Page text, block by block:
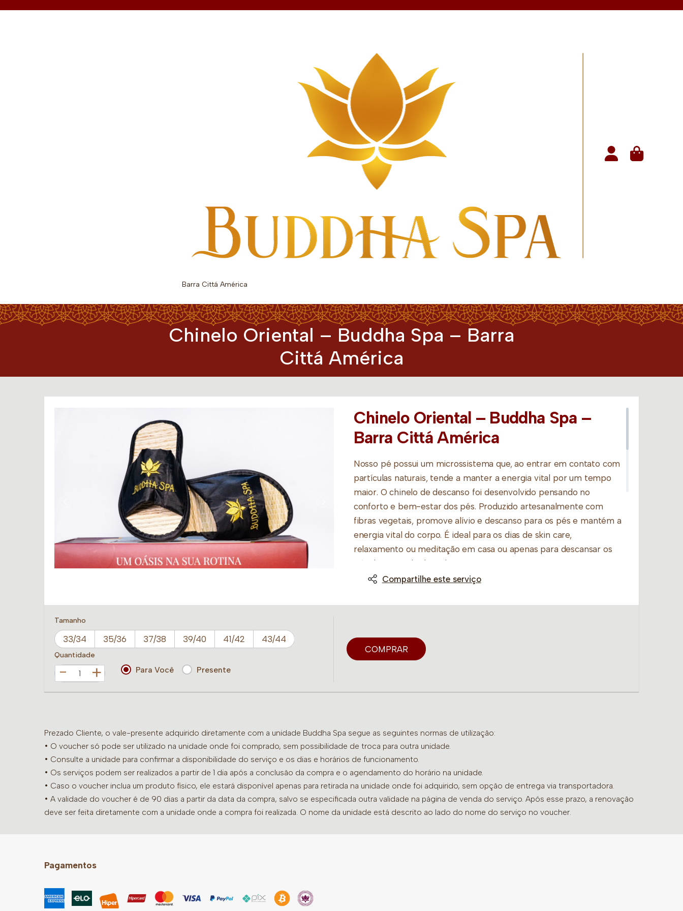
Barra Cittá América
Chinelo Oriental – Buddha Spa – Barra
Cittá América
Chinelo Oriental – Buddha Spa –
Barra Cittá América
Nosso pé possui um microssistema que, ao entrar em contato com
partículas naturais, tende a manter a energia vital por um tempo
maior. O chinelo de descanso foi desenvolvido pensando no
conforto e bem-estar dos pés. Produzido artesanalmente com
fibras vegetais, promove alívio e descanso para os pés e mantém a
energia vital do corpo. É ideal para os dias de skin care,
relaxamento ou meditação em casa ou apenas para descansar os
pés da rotina do dia a dia.
Não molhar o chinelo. Caso precise higienizar, use pano seco
Compartilhe este serviço
Tamanho
33/34 35/36 37/38 39/40 41/42 43/44
Quantidade
+ Para Você Presente
COMPRAR
Prezado Cliente, o vale-presente adquirido diretamente com a unidade Buddha Spa segue as seguintes normas de utilização:
• O voucher só pode ser utilizado na unidade onde foi comprado, sem possibilidade de troca para outra unidade.
• Consulte a unidade para confirmar a disponibilidade do serviço e os dias e horários de funcionamento.
• Os serviços podem ser realizados a partir de 1 dia após a conclusão da compra e o agendamento do horário na unidade.
• Caso o voucher inclua um produto físico, ele estará disponível apenas para retirada na unidade onde foi adquirido, sem opção de entrega via transportadora.
• A validade do voucher é de 90 dias a partir da data da compra, salvo se especificada outra validade na página de venda do serviço. Após esse prazo, a renovação
deve ser feita diretamente com a unidade onde a compra foi realizada. O nome da unidade está descrito ao lado do nome do serviço no voucher.
Pagamentos